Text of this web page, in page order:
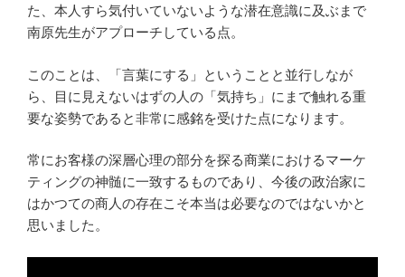
た、本人すら気付いていないような潜在意識に及ぶまで
南原先生がアプローチしている点。
このことは、「言葉にする」ということと並行しなが
ら、目に見えないはずの人の「気持ち」にまで触れる重
要な姿勢であると非常に感銘を受けた点になります。
常にお客様の深層心理の部分を探る商業におけるマーケ
ティングの神髄に一致するものであり、今後の政治家に
はかつての商人の存在こそ本当は必要なのではないかと
思いました。